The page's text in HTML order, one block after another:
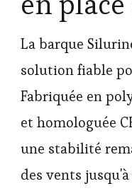
La barque
solution fiable
Fabriquée en
et homologuée
une stabilité
des vents